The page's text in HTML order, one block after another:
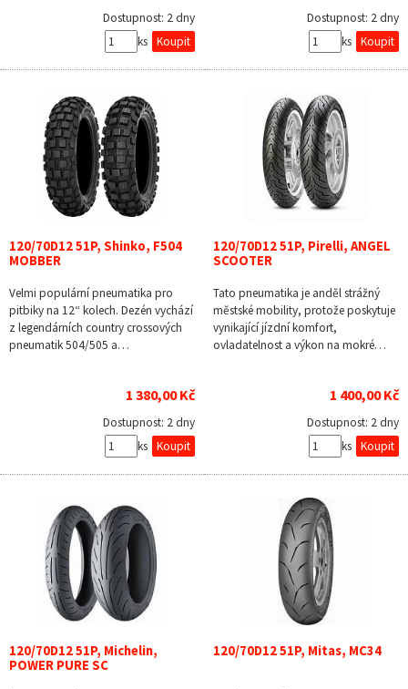
Dostupnost: 2 dny
ks
Dostupnost: 2 dny
ks
120/70D12 51P, Shinko, F504
MOBBER
Velmi populární pneumatika pro
pitbiky na 12“ kolech. Dezén vychází
z legendárních country crossových
pneumatik 504/505 a…
1 380,00 Kč
Dostupnost: 2 dny
ks
120/70D12 51P, Pirelli, ANGEL
SCOOTER
Tato pneumatika je anděl strážný
městské mobility, protože poskytuje
vynikající jízdní komfort,
ovladatelnost a výkon na mokré…
1 400,00 Kč
Dostupnost: 2 dny
ks
120/70D12 51P, Michelin,
POWER PURE SC
120/70D12 51P, Mitas, MC34